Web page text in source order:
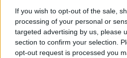
If you wish to opt-out of the sale,
processing of your personal or
targeted advertising by us, please
section to confirm your selection.
opt-out request is processed you
Servicios Empresariales:
Bodas
Transporte y Logística: